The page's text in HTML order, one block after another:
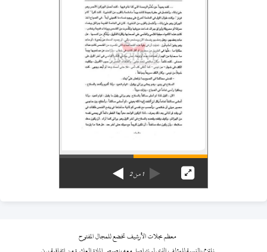
1من2
معظم مجلات الأرشيف تخضع للمجال المفتوح